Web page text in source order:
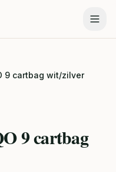
9 cartbag wit/zilver
9 cartbag